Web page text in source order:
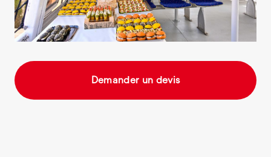
Demander un devis